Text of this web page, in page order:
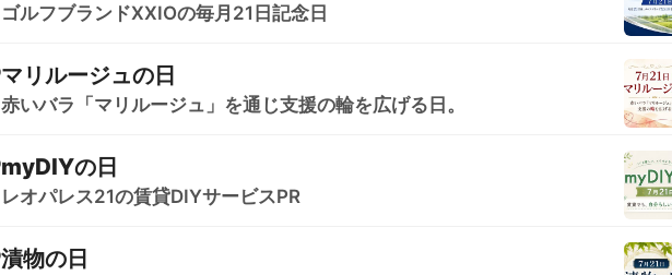
ゴルフブランドXXIOの毎月21日記念日
マリルージュの日
赤いバラ「マリルージュ」を通じ支援の輪を広げる日。
myDIYの日
レオパレス21の賃貸DIYサービスPR
漬物の日